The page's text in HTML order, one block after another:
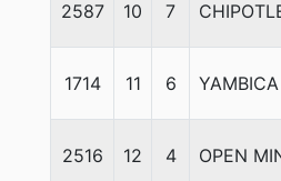
2587 10 7
1714 11 6 YAMBICA
2516 12 4 OPEN